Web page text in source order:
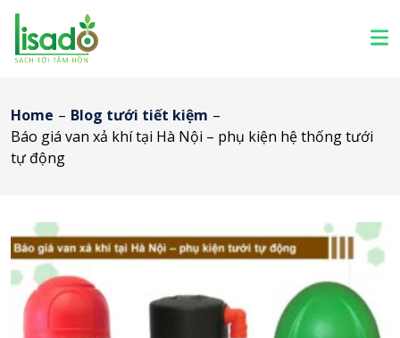
Home – Blog tưới tiết kiệm –
Báo giá van xả khí tại Hà Nội – phụ kiện hệ thống tưới
tự động